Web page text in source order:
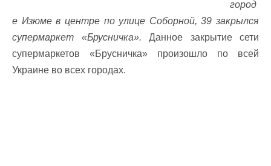
город
е Изюме в центре по улице Соборной, 39 закрылся
супермаркет «Брусничка». Данное закрытие сети
супермаркетов «Брусничка» произошло по всей
Украине во всех городах.